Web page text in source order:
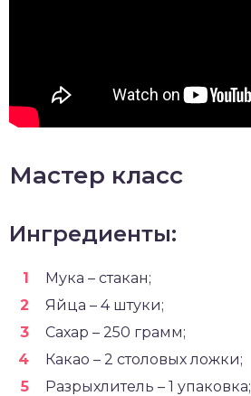
Мастер класс
Ингредиенты:
Мука – стакан;
Яйца – 4 штуки;
Сахар – 250 грамм;
Какао – 2 столовых ложки;
Разрыхлитель – 1 упаковка;